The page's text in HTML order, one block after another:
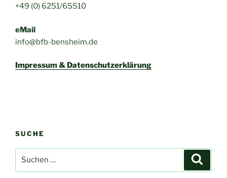
+49 (0) 6251/65510
eMail
info@bfb-bensheim.de
Impressum & Datenschutzerklärung
SUCHE
nach: